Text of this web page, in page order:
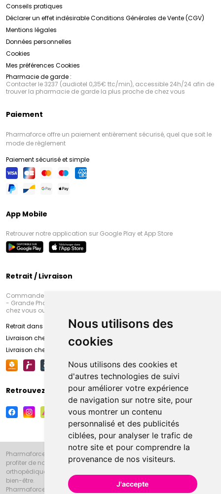
Nous utilisons des
cookies
Nous utilisons des cookies et
d'autres technologies de suivi
pour améliorer votre expérience
de navigation sur notre site, pour
vous montrer un contenu
personnalisé et des publicités
ciblées, pour analyser le trafic de
notre site et pour comprendre la
provenance de nos visiteurs.
J'accepte
Conseils pratiques
Déclarer un effet indésirableConditions Générales de Vente (CGV)
Mentions légales
Données personnelles
Cookies
Mes préférences Cookies
Pharmacie de garde :
Contacter le 3237 (audiotel 0,35€ ttc/min), accessible 24h/24 afin de
trouver la pharmacie de garde la plus proche de chez vous
Paiement
Pharmaforce offre un paiement entièrement sécurisé, quel que soit le
mode de règlement
Paiement sécurisé et simple
App Mobile
Retrouver notre application sur Google Play et App Store
Retrait / Livraison
Commandez en ligne et venez chercher votre commande à Amiens
- Grande Pharmacie d’Amiens (Fachon) ou recevez-là rapidement
chez vous ou en point retrait
Retrait dans la pharmacie d’Amiens
Livraison chez vous
Livraison chez votre commerçant
Retrouvez-nous sur vos réseaux sociaux
Pharmaforce.fr et la Grande Pharmacie d’Amiens vous souhaitent de
profiter de notre accueil, de nos conseils pharmaceutiques,
orthopédiques, homéopathiques, parapharmaceutiques, beauté et
bien-être.
Pharmaforce.fr est le site internet de la Grande Pharmacie d’Amiens.